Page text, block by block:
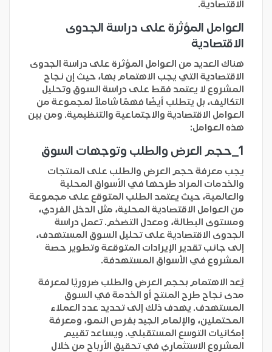
الاقتصادية.
العوامل المؤثرة على دراسة الجدوى
الاقتصادية
هناك العديد من العوامل المؤثرة على دراسة الجدوى
الاقتصادية التي يجب الاهتمام بها، حيث إن نجاح
المشروع لا يعتمد فقط على دراسة السوق وتحليل
التكاليف، بل يتطلب أيضًا فهمًا شاملاً لمجموعة من
العوامل الاقتصادية والاجتماعية والتنظيمية. ومن بين
هذه العوامل:
1_ حجم العرض والطلب وتوجهات السوق
يجب معرفة حجم العرض والطلب على المنتجات
والخدمات المراد طرحها في الأسواق المحلية
والعالمية، حيث يعتمد الطلب المتوقع على مجموعة
من العوامل الاقتصادية المحلية، مثل الدخل الفردي،
ومستوى البطالة، ومعدل التضخم. تعمل دراسة
الجدوى الاقتصادية على تحليل السوق المستهدف،
إلى جانب تقدير الإيرادات المتوقعة وتطوير حصة
المشروع في الأسواق المستهدفة.
يُعد الاهتمام بحجم العرض والطلب ضروريًا لمعرفة
مدى نجاح طرح المنتج أو الخدمة في السوق
المستهدف. يهدف ذلك إلى تحديد عدد العملاء
المحتملين، والإلمام الجيد بفرص النمو، ومعرفة
إمكانيات التوسع المستقبلي. ويساعد تقييم
المشروع الاستثماري في تحقيق الأرباح من خلال